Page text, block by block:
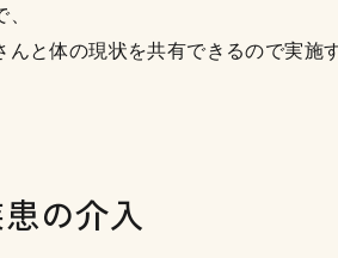
んと体の現状を共有できるので実施
の介入